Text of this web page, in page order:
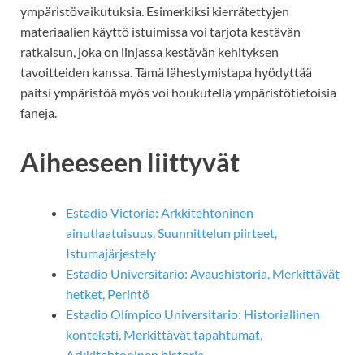
ympäristövaikutuksia. Esimerkiksi kierrätettyjen
materiaalien käyttö istuimissa voi tarjota kestävän
ratkaisun, joka on linjassa kestävän kehityksen
tavoitteiden kanssa. Tämä lähestymistapa hyödyttää
paitsi ympäristöä myös voi houkutella ympäristötietoisia
faneja.
Aiheeseen liittyvät
Estadio Victoria: Arkkitehtoninen
ainutlaatuisuus, Suunnittelun piirteet,
Istumajärjestely
Estadio Universitario: Avaushistoria, Merkittävät
hetket, Perintö
Estadio Olímpico Universitario: Historiallinen
konteksti, Merkittävät tapahtumat,